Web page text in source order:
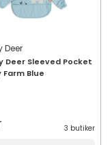
Deer
Deer Sleeved Pocket
Farm Blue
3 butiker